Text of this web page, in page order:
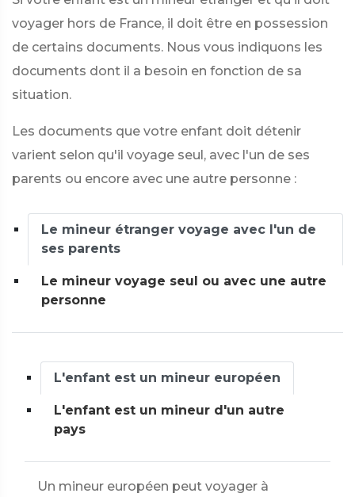
voyager hors de France, il doit être en possession
de certains documents. Nous vous indiquons les
documents dont il a besoin en fonction de sa
situation.
Les documents que votre enfant doit détenir
varient selon qu'il voyage seul, avec l'un de ses
parents ou encore avec une autre personne :
Le mineur étranger voyage avec l'un de
ses parents
Le mineur voyage seul ou avec une autre
personne
L'enfant est un mineur européen
L'enfant est un mineur d'un autre
pays
Un mineur européen peut voyager à